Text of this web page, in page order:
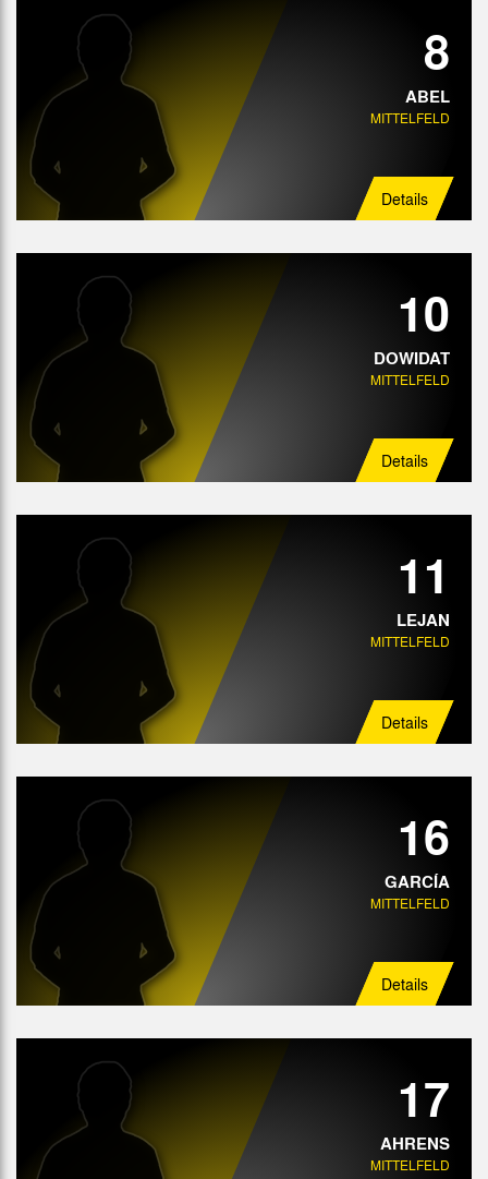
8
ABEL
MITTELFELD
Details
10
DOWIDAT
MITTELFELD
Details
11
LEJAN
MITTELFELD
Details
16
GARCÍA
MITTELFELD
Details
17
AHRENS
MITTELFELD